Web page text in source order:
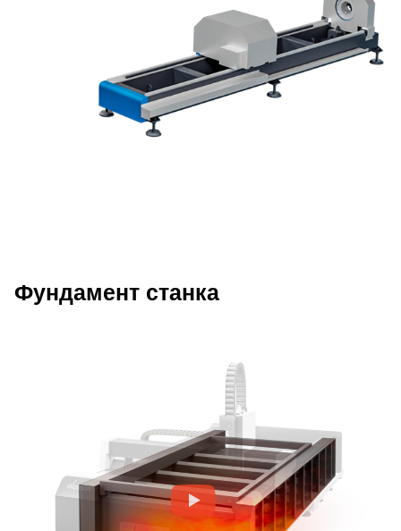
Описание преимуществ Wattsan
Фундамент станка